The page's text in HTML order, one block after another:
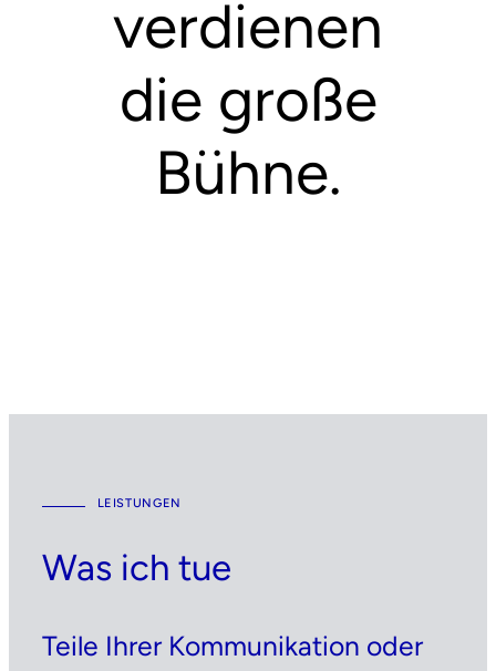
verdienen
die große
Bühne.
LEISTUNGEN
Was ich tue
Teile Ihrer Kommunikation oder